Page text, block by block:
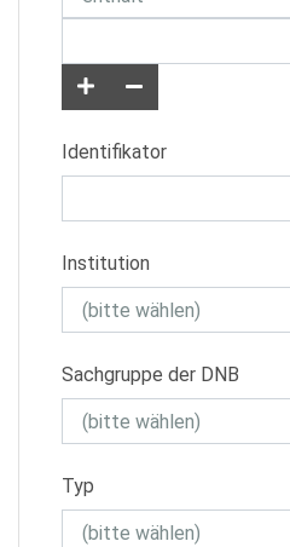
Identifikator
Institution
Sachgruppe der DNB
Typ